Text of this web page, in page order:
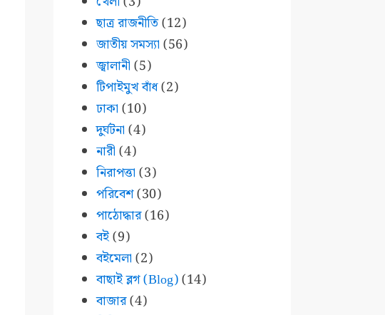
ছাত্র রাজনীতি(12)
জাতীয় সমস্যা (56)
জ্বালানী (5)
টিপাইমুখ বাঁধ(2)
ঢাকা (10)
দুর্ঘটনা (4)
নারী (4)
নিরাপত্তা (3)
পরিবেশ(30)
পাঠোদ্ধার(16)
বই(9)
বইমেলা (2)
বাছাই ব্লগ (Blog)(14)
বাজার(4)